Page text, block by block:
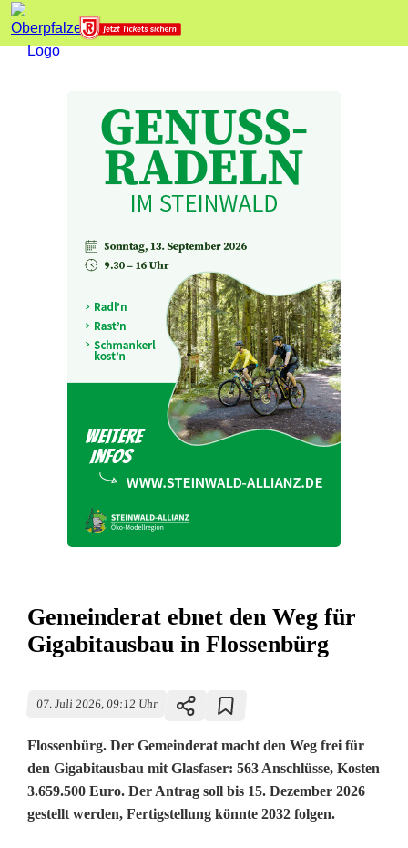
Gemeinderat ebnet den Weg für
Gigabitausbau in Flossenbürg
07. Juli 2026, 09:12 Uhr
Flossenbürg. Der Gemeinderat macht den Weg frei für
den Gigabitausbau mit Glasfaser: 563 Anschlüsse, Kosten
3.659.500 Euro. Der Antrag soll bis 15. Dezember 2026
gestellt werden, Fertigstellung könnte 2032 folgen.